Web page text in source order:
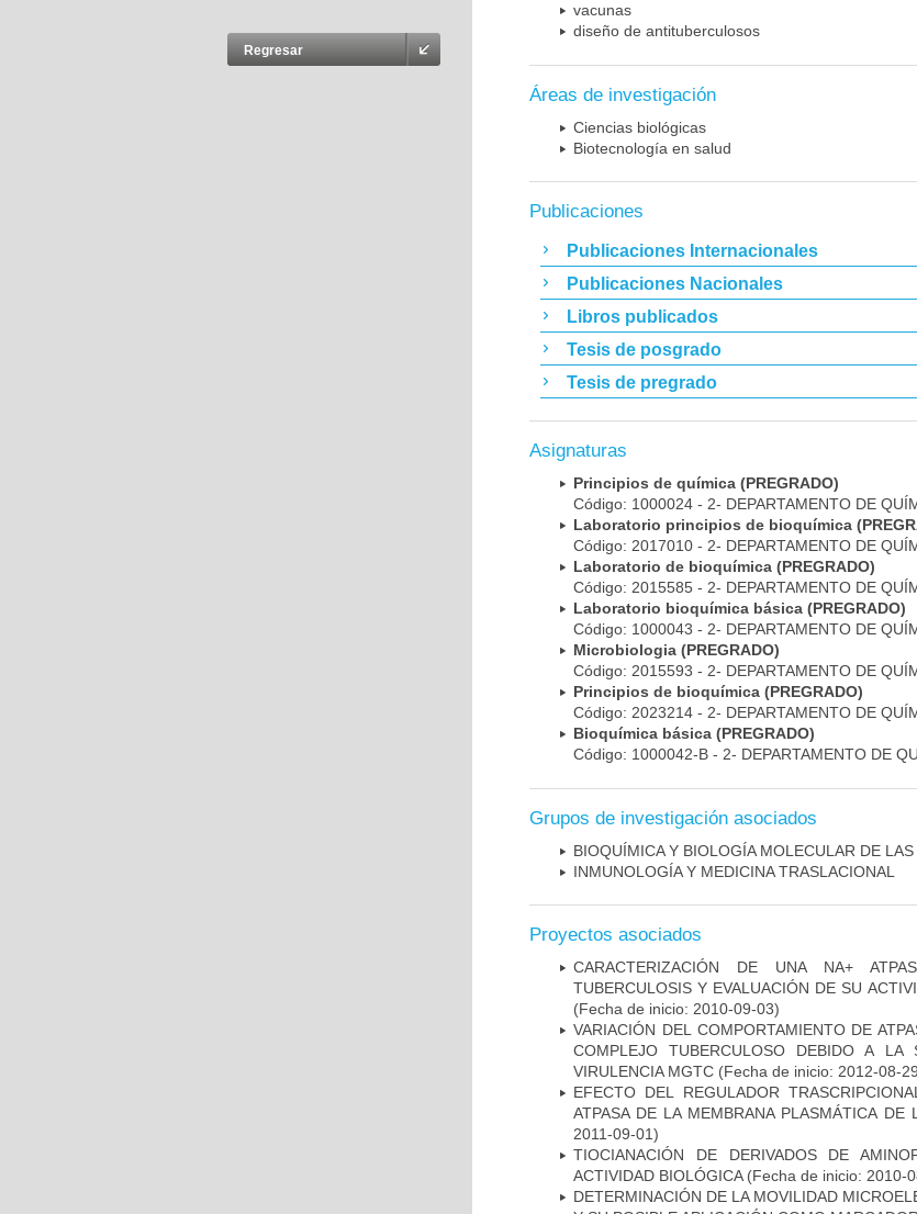
Regresar
vacunas
diseño de antituberculosos
Áreas de investigación
Ciencias biológicas
Biotecnología en salud
Publicaciones
Publicaciones Internacionales
Publicaciones Nacionales
Libros publicados
Tesis de posgrado
Tesis de pregrado
Asignaturas
Principios de química (PREGRADO)
Código: 1000024 - 2- DEPARTAMENTO DE
Laboratorio principios de bioquímica
Código: 2017010 - 2- DEPARTAMENTO DE
Laboratorio de bioquímica (PREGRADO)
Código: 2015585 - 2- DEPARTAMENTO DE
Laboratorio bioquímica básica (PREGRADO)
Código: 1000043 - 2- DEPARTAMENTO DE
Microbiologia (PREGRADO)
Código: 2015593 - 2- DEPARTAMENTO DE
Principios de bioquímica (PREGRADO)
Código: 2023214 - 2- DEPARTAMENTO DE
Bioquímica básica (PREGRADO)
Código: 1000042-B - 2- DEPARTAMENTO DE
Grupos de investigación asociados
BIOQUÍMICA Y BIOLOGÍA MOLECULAR DE
INMUNOLOGÍA Y MEDICINA TRASLACIONAL
Proyectos asociados
CARACTERIZACIÓN DE UNA NA+
TUBERCULOSIS Y EVALUACIÓN DE SU
(Fecha de inicio: 2010-09-03)
VARIACIÓN DEL COMPORTAMIENTO DE
COMPLEJO TUBERCULOSO DEBIDO A LA
VIRULENCIA MGTC (Fecha de inicio: 2012-08-
EFECTO DEL REGULADOR
ATPASA DE LA MEMBRANA PLASMÁTICA DE
2011-09-01)
TIOCIANACIÓN DE DERIVADOS DE
ACTIVIDAD BIOLÓGICA(Fecha de inicio: 2010-
DETERMINACIÓN DE LA MOVILIDAD